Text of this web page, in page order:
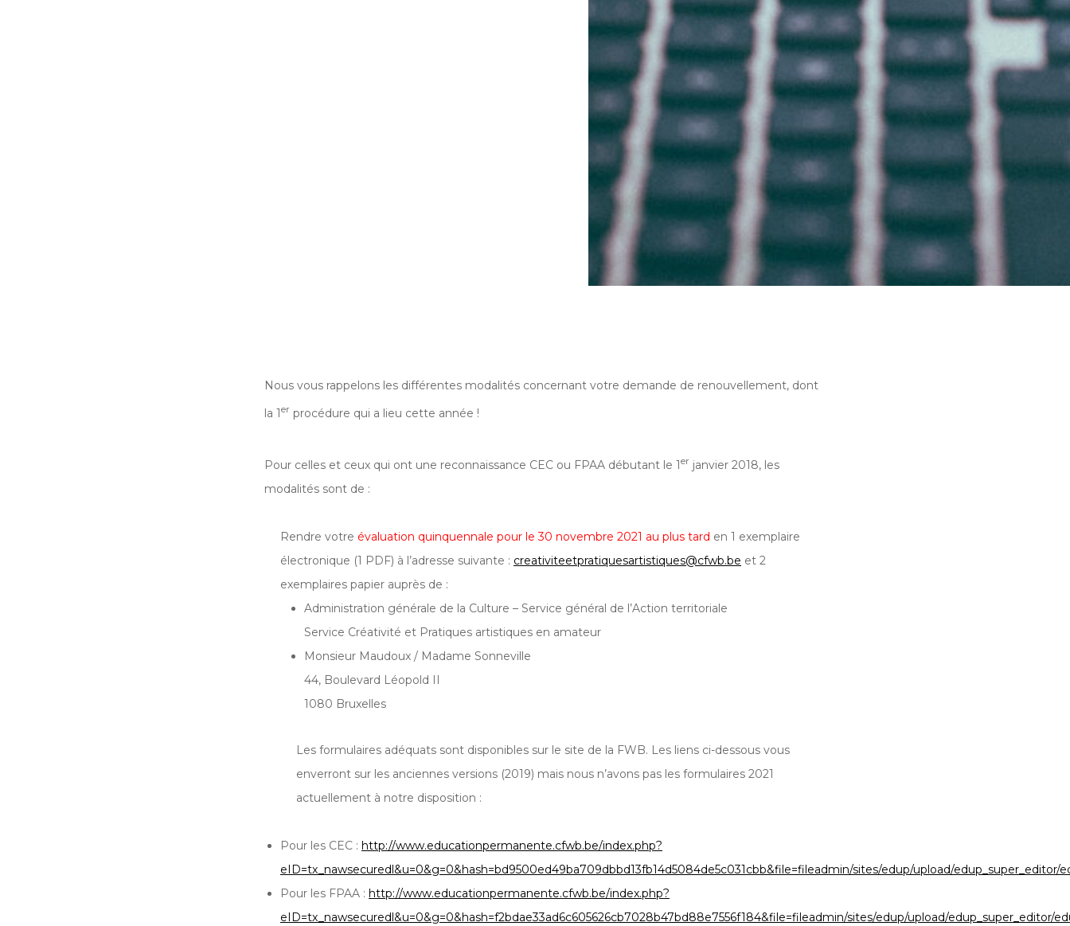
Nous vous rappelons les différentes modalités concernant votre demande de renouvellement, dont
la 1er procédure qui a lieu cette année !
Pour celles et ceux qui ont une reconnaissance CEC ou FPAA débutant le 1er janvier 2018, les
modalités sont de :
Rendre votre évaluation quinquennale pour le 30 novembre 2021 au plus tard en 1 exemplaire
électronique (1 PDF) à l’adresse suivante : creativiteetpratiquesartistiques@cfwb.be et 2
exemplaires papier auprès de :
Administration générale de la Culture – Service général de l’Action territoriale
Service Créativité et Pratiques artistiques en amateur
Monsieur Maudoux / Madame Sonneville
44, Boulevard Léopold II
1080 Bruxelles
Les formulaires adéquats sont disponibles sur le site de la FWB. Les liens ci-dessous vous
enverront sur les anciennes versions (2019) mais nous n’avons pas les formulaires 2021
actuellement à notre disposition :
Pour les CEC : http://www.educationpermanente.cfwb.be/index.php?
eID=tx_nawsecuredl&u=0&g=0&hash=bd9500ed49ba709dbbd13fb14d5084de5c031cbb&file=fileadmin/sites/edup/upload/
Pour les FPAA : http://www.educationpermanente.cfwb.be/index.php?
eID=tx_nawsecuredl&u=0&g=0&hash=f2bdae33ad6c605626cb7028b47bd88e7556f184&file=fileadmin/sites/edup/upload/